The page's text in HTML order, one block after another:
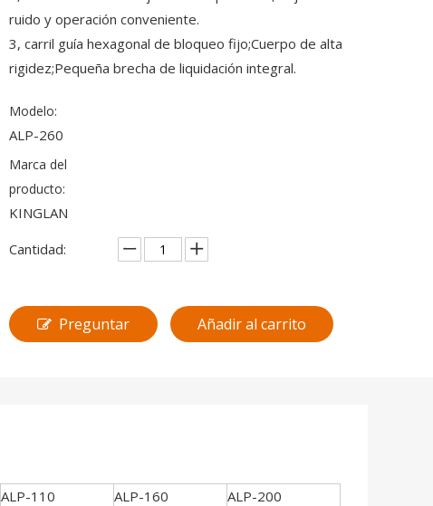
ruido y operación conveniente.
3, carril guía hexagonal de bloqueo fijo;Cuerpo de alta
rigidez;Pequeña brecha de liquidación integral.
Modelo:
ALP-260
Marca del
producto:
KINGLAN
Cantidad:
Preguntar Añadir al carrito
ALP-110 ALP-160 ALP-200